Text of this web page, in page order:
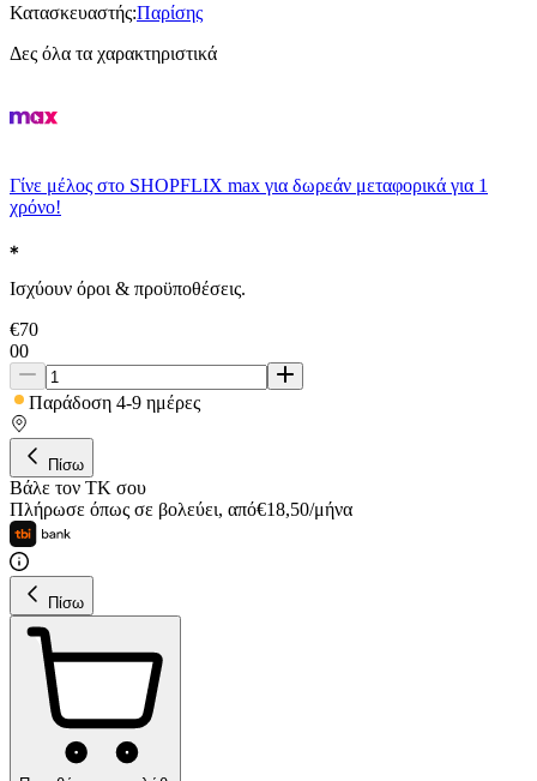
Κατασκευαστής:Παρίσης
Δες όλα τα χαρακτηριστικά
Γίνε μέλος στο SHOPFLIX max για δωρεάν μεταφορικά για 1
χρόνο!
Ισχύουν όροι & προϋποθέσεις.
€70
00
Παράδοση 4-9 ημέρες
Πίσω
Βάλε τον ΤΚ σου
Πλήρωσε όπως σε βολεύει, από€18,50/μήνα
Πίσω